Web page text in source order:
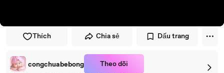
Thích Chia sẻ Dấu trang
congchuabebong Theo dõi